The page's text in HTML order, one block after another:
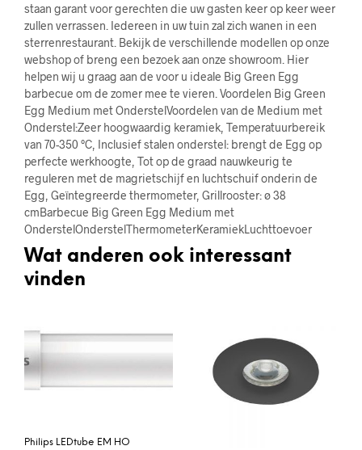
staan garant voor gerechten die uw gasten keer op keer weer
zullen verrassen. Iedereen in uw tuin zal zich wanen in een
sterrenrestaurant. Bekijk de verschillende modellen op onze
webshop of breng een bezoek aan onze showroom. Hier
helpen wij u graag aan de voor u ideale Big Green Egg
barbecue om de zomer mee te vieren. Voordelen Big Green
Egg Medium met OnderstelVoordelen van de Medium met
Onderstel:Zeer hoogwaardig keramiek, Temperatuurbereik
van 70-350 °C, Inclusief stalen onderstel: brengt de Egg op
perfecte werkhoogte, Tot op de graad nauwkeurig te
reguleren met de magrietschijf en luchtschuif onderin de
Egg, Geïntegreerde thermometer, Grillrooster: ø 38
cmBarbecue Big Green Egg Medium met
OnderstelOnderstelThermometerKeramiekLuchttoevoer
Wat anderen ook interessant
vinden
Philips LEDtube EM HO